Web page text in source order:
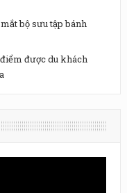
bộ sưu tập bánh
được du khách